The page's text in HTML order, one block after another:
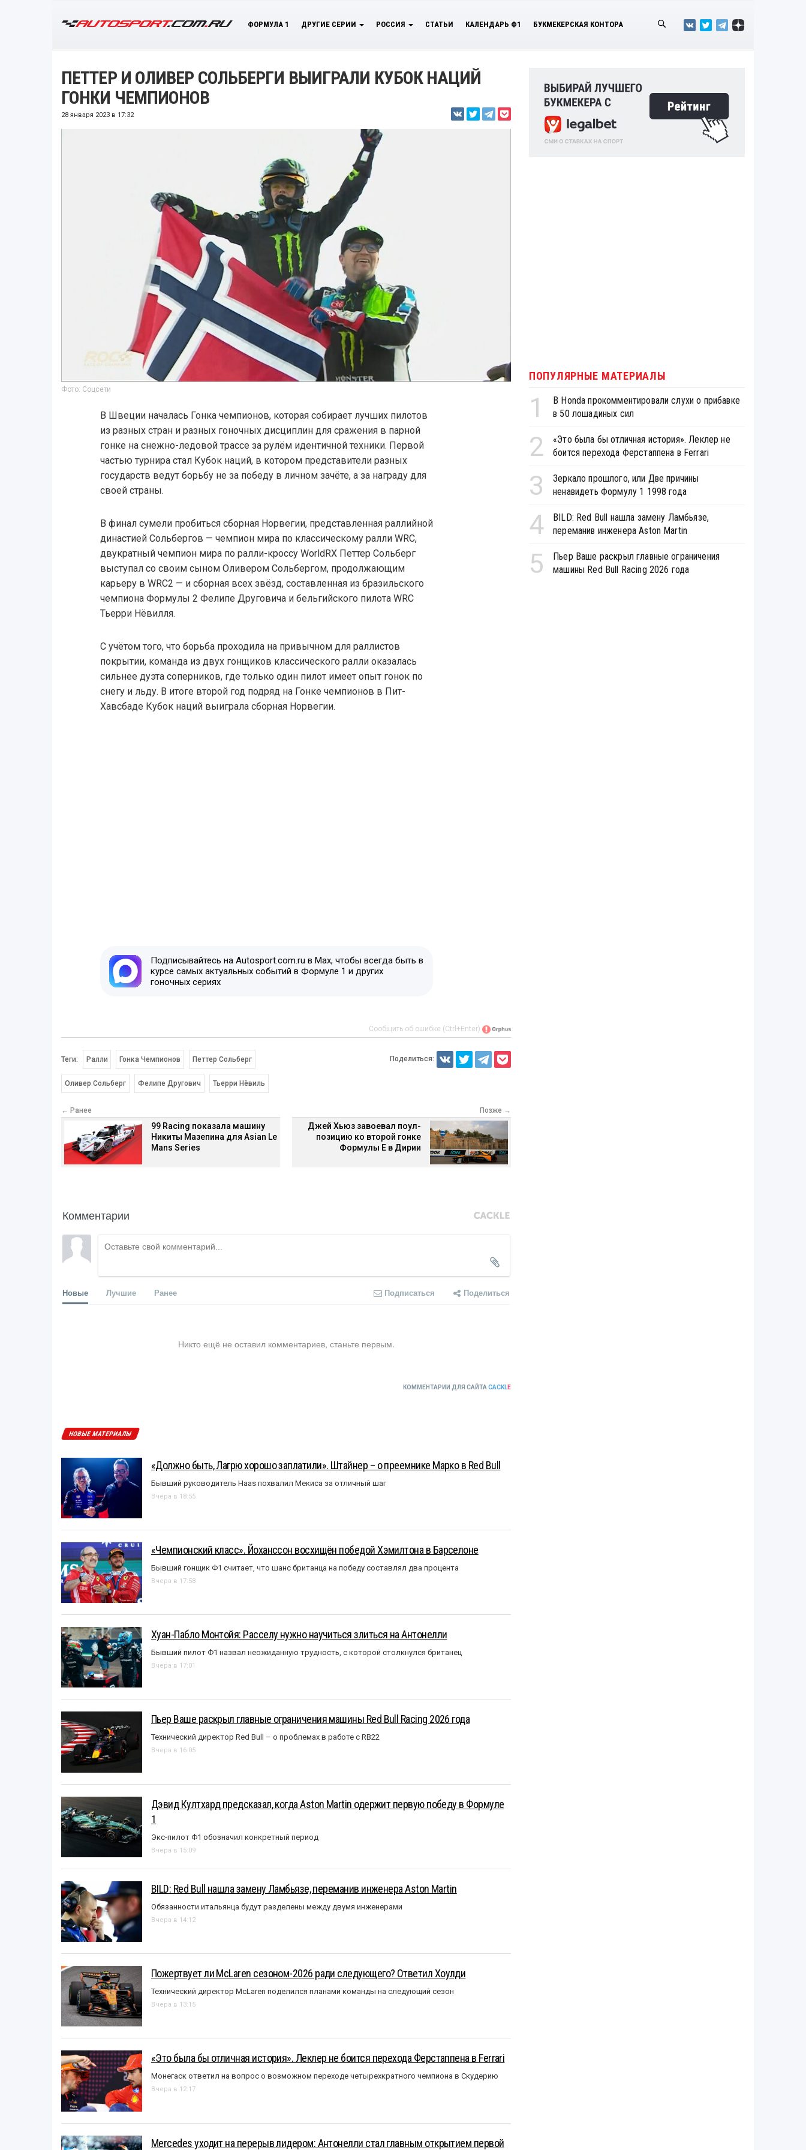
ФОРМУЛА 1 ДРУГИЕ СЕРИИ РОССИЯ СТАТЬИ КАЛЕНДАРЬ Ф1 БУКМЕКЕРСКАЯ КОНТОРА
ПЕТТЕР И ОЛИВЕР СОЛЬБЕРГИ ВЫИГРАЛИ КУБОК НАЦИЙ
ГОНКИ ЧЕМПИОНОВ
28 января 2023 в 17:32
Фото: Соцсети
В Швеции началась Гонка чемпионов, которая собирает лучших пилотов
из разных стран и разных гоночных дисциплин для сражения в парной
гонке на снежно-ледовой трассе за рулём идентичной техники. Первой
частью турнира стал Кубок наций, в котором представители разных
государств ведут борьбу не за победу в личном зачёте, а за награду для
своей страны.
В финал сумели пробиться сборная Норвегии, представленная раллийной
династией Сольбергов — чемпион мира по классическому ралли WRC,
двукратный чемпион мира по ралли-кроссу WorldRX Петтер Сольберг
выступал со своим сыном Оливером Сольбергом, продолжающим
карьеру в WRC2 — и сборная всех звёзд, составленная из бразильского
чемпиона Формулы 2 Фелипе Друговича и бельгийского пилота WRC
Тьерри Нёвилля.
С учётом того, что борьба проходила на привычном для раллистов
покрытии, команда из двух гонщиков классического ралли оказалась
сильнее дуэта соперников, где только один пилот имеет опыт гонок по
снегу и льду. В итоге второй год подряд на Гонке чемпионов в Пит-
Хавсбаде Кубок наций выиграла сборная Норвегии.
Подписывайтесь на Autosport.com.ru в Max, чтобы всегда быть в
курсе самых актуальных событий в Формуле 1 и других
гоночных сериях
Сообщить об ошибке (Ctrl+Enter)
Теги: Ралли Гонка Чемпионов Петтер Сольберг
Оливер Сольберг Фелипе Другович Тьерри Нёвиль
Поделиться:
← Ранее
99 Racing показала машину
Никиты Мазепина для Asian Le
Mans Series
Позже →
Джей Хьюз завоевал поул-
позицию ко второй гонке
Формулы Е в Дирии
Комментарии
Новые Лучшие Ранее Подписаться Поделиться
Никто ещё не оставил комментариев, станьте первым.
КОММЕНТАРИИ ДЛЯ САЙТА CACKLE
НОВЫЕ МАТЕРИАЛЫ
«Должно быть, Лагрю хорошо заплатили». Штайнер – о преемнике Марко в Red Bull
Бывший руководитель Haas похвалил Мекиса за отличный шаг
Вчера в 18:55
«Чемпионский класс». Йоханссон восхищён победой Хэмилтона в Барселоне
Бывший гонщик Ф1 считает, что шанс британца на победу составлял два процента
Вчера в 17:58
Хуан-Пабло Монтойя: Расселу нужно научиться злиться на Антонелли
Бывший пилот Ф1 назвал неожиданную трудность, с которой столкнулся британец
Вчера в 17:01
Пьер Ваше раскрыл главные ограничения машины Red Bull Racing 2026 года
Технический директор Red Bull – о проблемах в работе с RB22
Вчера в 16:05
Дэвид Култхард предсказал, когда Aston Martin одержит первую победу в Формуле
1
Экс-пилот Ф1 обозначил конкретный период
Вчера в 15:09
BILD: Red Bull нашла замену Ламбьязе, переманив инженера Aston Martin
Обязанности итальянца будут разделены между двумя инженерами
Вчера в 14:12
Пожертвует ли McLaren сезоном-2026 ради следующего? Ответил Хоулди
Технический директор McLaren поделился планами команды на следующий сезон
Вчера в 13:15
«Это была бы отличная история». Леклер не боится перехода Ферстаппена в Ferrari
Монегаск ответил на вопрос о возможном переходе четырехкратного чемпиона в Скудерию
Вчера в 12:17
Mercedes уходит на перерыв лидером: Антонелли стал главным открытием первой
ПОПУЛЯРНЫЕ МАТЕРИАЛЫ
1
В Honda прокомментировали слухи о прибавке
в 50 лошадиных сил
2
«Это была бы отличная история». Леклер не
боится перехода Ферстаппена в Ferrari
3
Зеркало прошлого, или Две причины
ненавидеть Формулу 1 1998 года
4
BILD: Red Bull нашла замену Ламбьязе,
переманив инженера Aston Martin
5
Пьер Ваше раскрыл главные ограничения
машины Red Bull Racing 2026 года